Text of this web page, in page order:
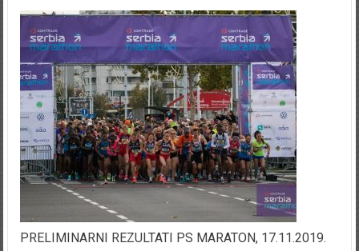
PRELIMINARNI REZULTATI PS MARATON, 17.11.2019.